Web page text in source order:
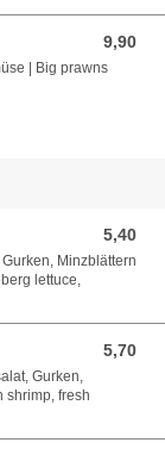
9,90
9,90 EUR
| Big prawns
5,40
5,40 EUR
Minzblättern
lettuce,
5,70
5,70 EUR
Gurken,
shrimp, fresh